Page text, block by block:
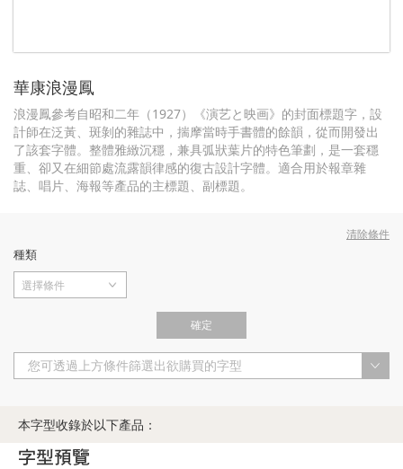
華康浪漫鳳
浪漫鳳參考自昭和二年（1927）《演艺と映画》的封面標題字，設
計師在泛黃、斑剝的雜誌中，揣摩當時手書體的餘韻，從而開發出
了該套字體。整體雅緻沉穩，兼具弧狀葉片的特色筆劃，是一套穩
重、卻又在細節處流露韻律感的復古設計字體。適合用於報章雜
誌、唱片、海報等產品的主標題、副標題。
清除條件
種類
選擇條件
確定
您可透過上方條件篩選出欲購買的字型
本字型收錄於以下產品：
字型預覽